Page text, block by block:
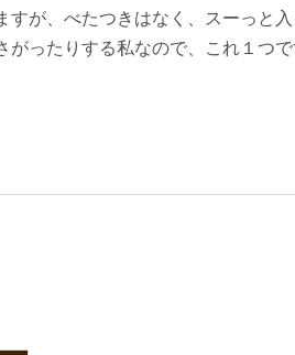
が、べたつきはなく、スーっと
ったりする私なので、これ１つ